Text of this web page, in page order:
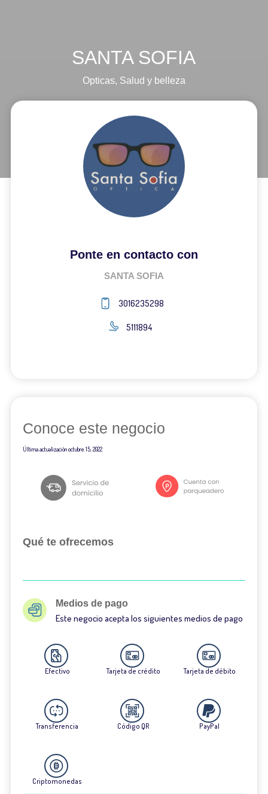
SANTA SOFIA
Opticas, Salud y belleza
Ponte en contacto con
SANTA SOFIA
3016235298
5111894
Conoce este negocio
Última actualizaciónoctubre 15, 2022
Qué te ofrecemos
Medios de pago
Este negocio acepta los siguientes medios de pago
Efectivo Tarjeta de crédito Tarjeta de débito
Transferencia Código QR PayPal
Criptomonedas